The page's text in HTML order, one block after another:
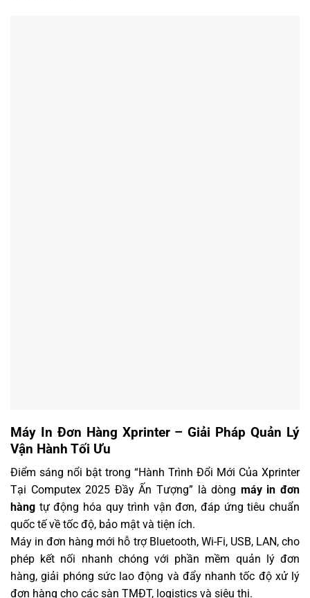
Máy In Đơn Hàng Xprinter – Giải Pháp Quản Lý
Vận Hành Tối Ưu
Điểm sáng nổi bật trong “Hành Trình Đổi Mới Của Xprinter
Tại Computex 2025 Đầy Ấn Tượng” là dòng máy in đơn
hàng tự động hóa quy trình vận đơn, đáp ứng tiêu chuẩn
quốc tế về tốc độ, bảo mật và tiện ích.
Máy in đơn hàng mới hỗ trợ Bluetooth, Wi-Fi, USB, LAN, cho
phép kết nối nhanh chóng với phần mềm quản lý đơn
hàng, giải phóng sức lao động và đẩy nhanh tốc độ xử lý
đơn hàng cho các sàn TMĐT, logistics và siêu thị.